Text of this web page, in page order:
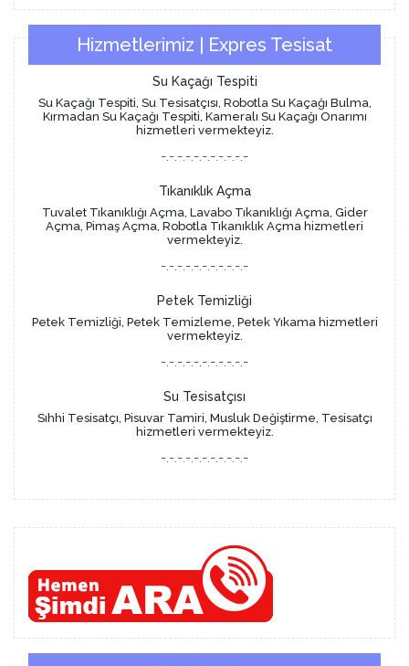
Hizmetlerimiz | Expres Tesisat
Su Kaçağı Tespiti
Su Kaçağı Tespiti, Su Tesisatçısı, Robotla Su Kaçağı Bulma,
Kırmadan Su Kaçağı Tespiti, Kameralı Su Kaçağı Onarımı
hizmetleri vermekteyiz.
-.-.-.-.-.-.-.-.-.-.-
Tıkanıklık Açma
Tuvalet Tıkanıklığı Açma, Lavabo Tıkanıklığı Açma, Gider
Açma, Pimaş Açma, Robotla Tıkanıklık Açma hizmetleri
vermekteyiz.
-.-.-.-.-.-.-.-.-.-.-
Petek Temizliği
Petek Temizliği, Petek Temizleme, Petek Yıkama hizmetleri
vermekteyiz.
-.-.-.-.-.-.-.-.-.-.-
Su Tesisatçısı
Sıhhi Tesisatçı, Pisuvar Tamiri, Musluk Değiştirme, Tesisatçı
hizmetleri vermekteyiz.
-.-.-.-.-.-.-.-.-.-.-